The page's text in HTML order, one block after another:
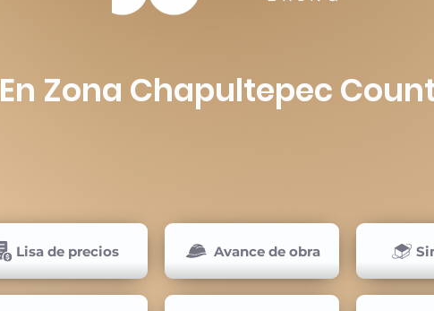
En Zona Chapultepec
Lisa de precios Avance de obra